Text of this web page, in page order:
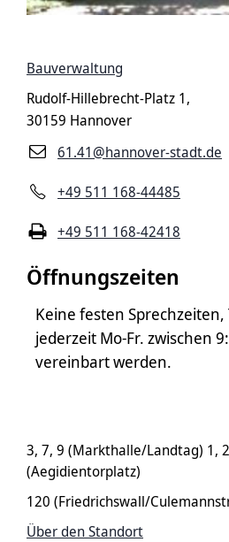
Bauverwaltung
Rudolf-Hillebrecht-Platz 1,
30159 Hannover
61.41@hannover-stadt.de
+49 511 168-44485
+49 511 168-42418
Öffnungszeiten
Keine festen
jederzeit Mo-Fr. zwischen
vereinbart werden.
3, 7, 9 (Markthalle/Landtag) 1,
(Aegidientorplatz)
120 (Friedrichswall/
Über den Standort